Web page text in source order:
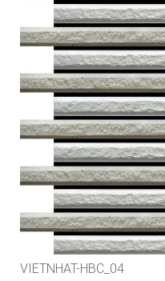
VIETNHAT-HBC_04